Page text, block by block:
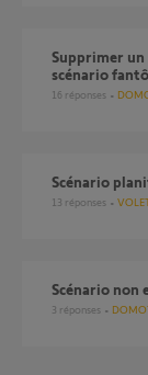
Supprimer un scénario, je sais faire, mais supprimer un
scénario
16 réponses
Scénario
13 réponses
Scénario non
3 réponses